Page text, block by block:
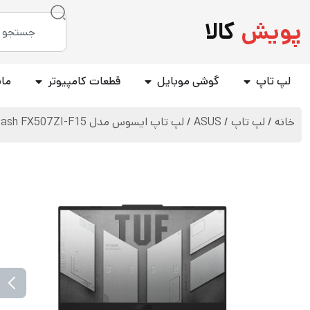
پویش کالا
لپ تاپ گوشی موبایل قطعات کامپیوتر
خانه / لپ تاپ /
ASUS / لپ تاپ ایسوس مدل TUF Dash FX507ZI-F15